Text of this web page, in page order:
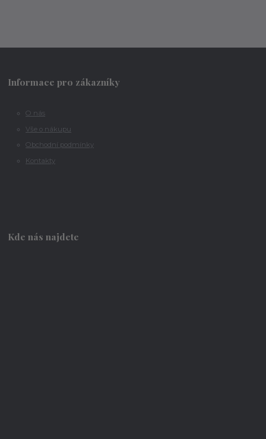
Informace pro zákazníky
O nás
Vše o nákupu
Obchodní podmínky
Kontakty
Kde nás najdete